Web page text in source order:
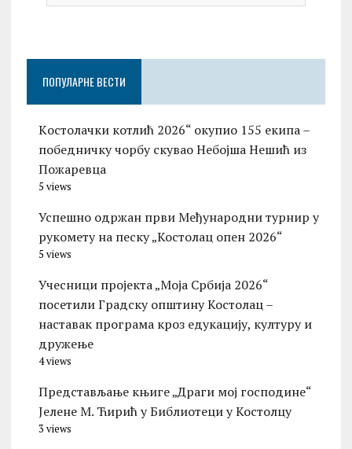
ПОПУЛАРНЕ ВЕСТИ
Kостолачки котлић 2026“ окупио 155 екипа –
победничку чорбу скувао Небојша Нешић из
Пожаревца
5 views
Успешно одржан први Међународни турнир у
рукомету на песку „Костолац опен 2026“
5 views
Учесници пројекта „Моја Србија 2026“
посетили Градску општину Костолац –
наставак програма кроз едукацију, културу и
дружење
4 views
Представљање књиге „Драги мој господине“
Јелене М. Ћирић у Библиотеци у Костолцу
3 views